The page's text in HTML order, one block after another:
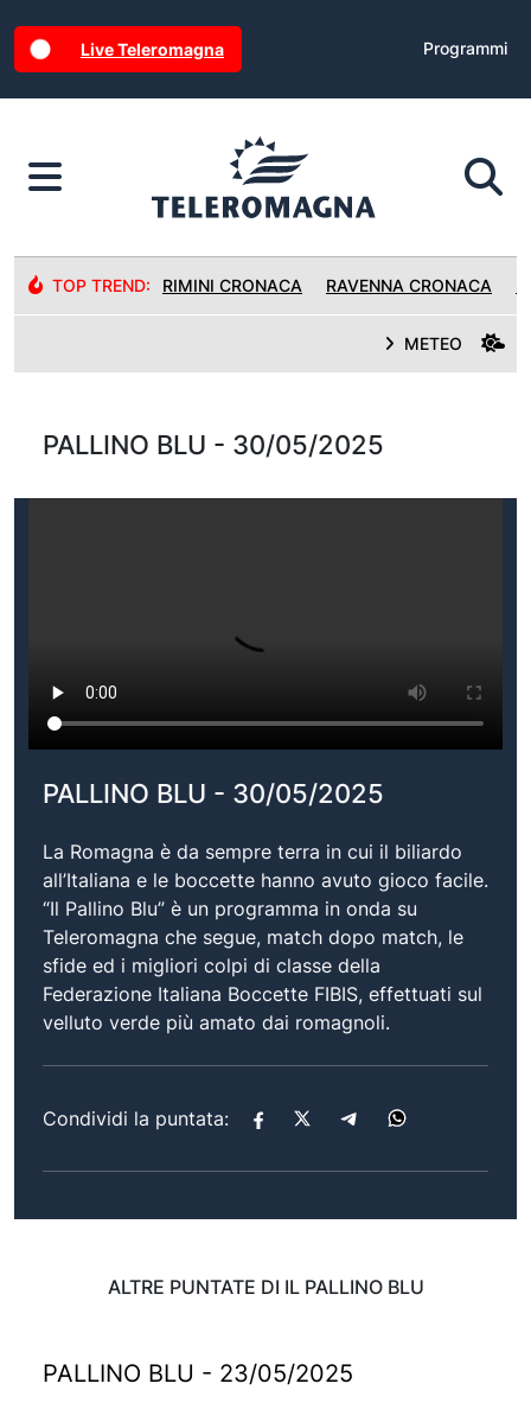
Live Teleromagna Programmi
TOP TREND: RIMINI CRONACA RAVENNA CRONACA
METEO
PALLINO BLU - 30/05/2025
PALLINO BLU - 30/05/2025
La Romagna è da sempre terra in cui il biliardo
all’Italiana e le boccette hanno avuto gioco facile.
“Il Pallino Blu” è un programma in onda su
Teleromagna che segue, match dopo match, le
sfide ed i migliori colpi di classe della
Federazione Italiana Boccette FIBIS, effettuati sul
velluto verde più amato dai romagnoli.
Condividi la puntata:
ALTRE PUNTATE DI IL PALLINO BLU
PALLINO BLU - 23/05/2025